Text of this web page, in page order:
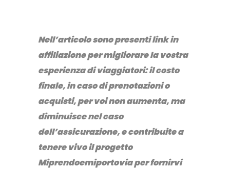
Nell’articolo sono presenti link in
affiliazione per migliorare la vostra
esperienza di viaggiatori: il costo
finale, in caso di prenotazioni o
acquisti, per voi non aumenta, ma
diminuisce nel caso
dell’assicurazione, e contribuite a
tenere vivo il progetto
Miprendoemiportovia per fornirvi